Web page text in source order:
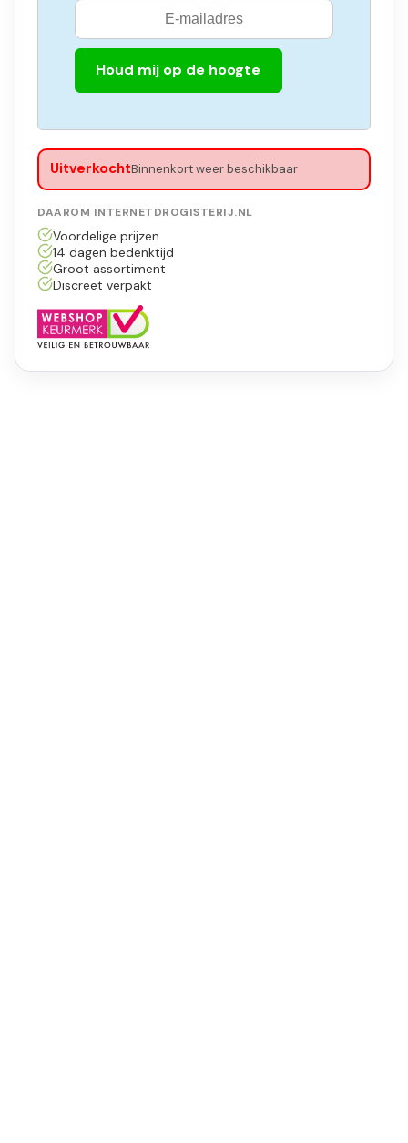
Houd mij op de hoogte
UitverkochtBinnenkort weer beschikbaar
DAAROM INTERNETDROGISTERIJ.NL
Voordelige prijzen
14 dagen bedenktijd
Groot assortiment
Discreet verpakt